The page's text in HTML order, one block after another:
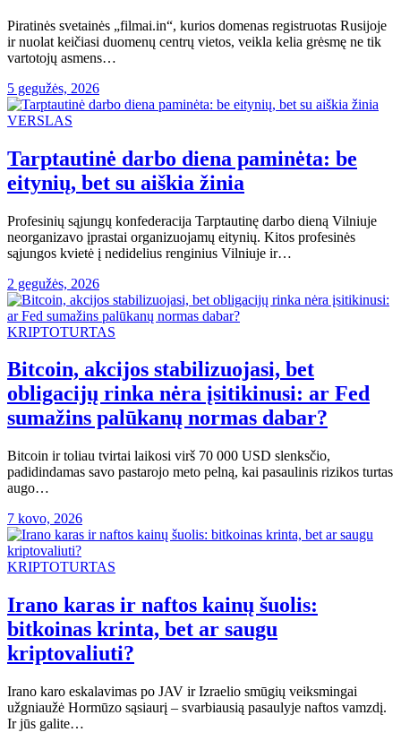
Piratinės svetainės „filmai.in“, kurios domenas registruotas Rusijoje
ir nuolat keičiasi duomenų centrų vietos, veikla kelia grėsmę ne tik
vartotojų asmens…
5 gegužės, 2026
VERSLAS
Tarptautinė darbo diena paminėta: be
eitynių, bet su aiškia žinia
Profesinių sąjungų konfederacija Tarptautinę darbo dieną Vilniuje
neorganizavo įprastai organizuojamų eitynių. Kitos profesinės
sąjungos kvietė į nedidelius renginius Vilniuje ir…
2 gegužės, 2026
KRIPTOTURTAS
Bitcoin, akcijos stabilizuojasi, bet
obligacijų rinka nėra įsitikinusi: ar Fed
sumažins palūkanų normas dabar?
Bitcoin ir toliau tvirtai laikosi virš 70 000 USD slenksčio,
padidindamas savo pastarojo meto pelną, kai pasaulinis rizikos turtas
augo…
7 kovo, 2026
KRIPTOTURTAS
Irano karas ir naftos kainų šuolis:
bitkoinas krinta, bet ar saugu
kriptovaliuti?
Irano karo eskalavimas po JAV ir Izraelio smūgių veiksmingai
užgniaužė Hormūzo sąsiaurį – svarbiausią pasaulyje naftos vamzdį.
Ir jūs galite…